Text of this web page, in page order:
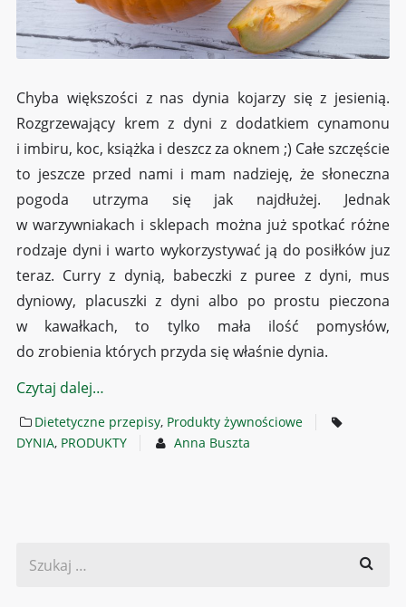
Chyba większości z nas dynia kojarzy się z jesienią.
Rozgrzewający krem z dyni z dodatkiem cynamonu
i imbiru, koc, książka i deszcz za oknem ;) Całe szczęście
to jeszcze przed nami i mam nadzieję, że słoneczna
pogoda utrzyma się jak najdłużej. Jednak
w warzywniakach i sklepach można już spotkać różne
rodzaje dyni i warto wykorzystywać ją do posiłków juz
teraz. Curry z dynią, babeczki z puree z dyni, mus
dyniowy, placuszki z dyni albo po prostu pieczona
w kawałkach, to tylko mała ilość pomysłów,
do zrobienia których przyda się właśnie dynia.
Czytaj dalej…
Dietetyczne przepisy, Produkty żywnościowe
DYNIA, PRODUKTY Anna Buszta